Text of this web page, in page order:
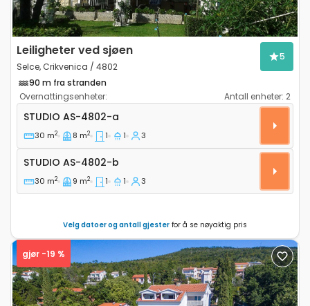
Leiligheter ved sjøen
Selce, Crikvenica / 4802
5
90 m fra stranden
Overnattingsenheter:
Antall enheter: 2
Leilighet studio Selce, Crikvenica AS-4802-a
STUDIO AS-4802-a
30 m2 8 m2 1 1 3
Studio AS-4802-b
STUDIO AS-4802-b
30 m2 9 m2 1 1 3
Velg datoer og antall gjester for å se nøyaktig pris
gjør -19 %